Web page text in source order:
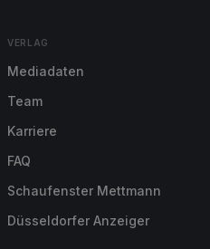
VERLAG
Mediadaten
Team
Karriere
FAQ
Schaufenster Mettmann
Düsseldorfer Anzeiger